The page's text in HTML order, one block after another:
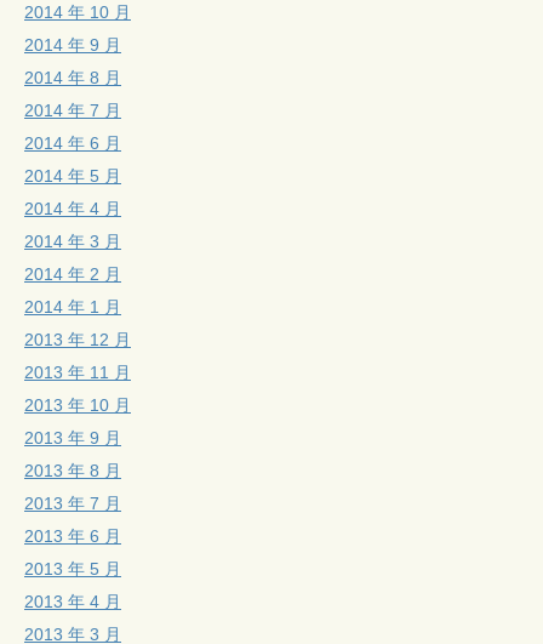
2014 年 10 月
2014 年 9 月
2014 年 8 月
2014 年 7 月
2014 年 6 月
2014 年 5 月
2014 年 4 月
2014 年 3 月
2014 年 2 月
2014 年 1 月
2013 年 12 月
2013 年 11 月
2013 年 10 月
2013 年 9 月
2013 年 8 月
2013 年 7 月
2013 年 6 月
2013 年 5 月
2013 年 4 月
2013 年 3 月